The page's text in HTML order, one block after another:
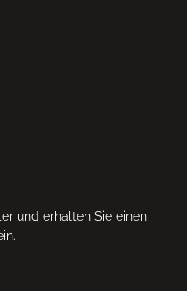
und erhalten Sie einen